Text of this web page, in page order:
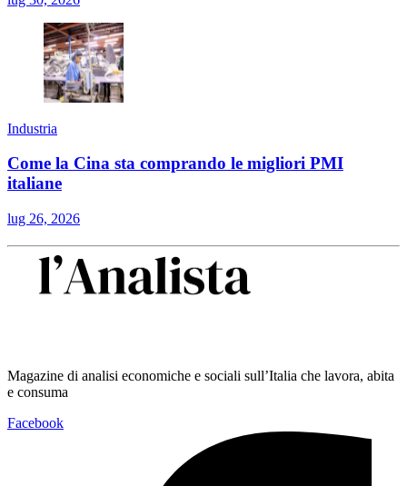
Industria
Come la Cina sta comprando le migliori PMI
italiane
lug 26, 2026
Magazine di analisi economiche e sociali sull’Italia che lavora, abita
e consuma
Facebook